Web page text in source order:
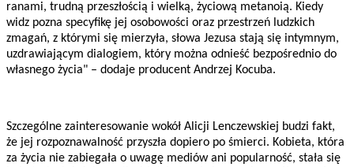
ranami, trudną przeszłością i wielką, życiową metanoią. Kiedy
widz pozna specyfikę jej osobowości oraz przestrzeń ludzkich
zmagań, z którymi się mierzyła, słowa Jezusa stają się intymnym,
uzdrawiającym dialogiem, który można odnieść bezpośrednio do
własnego życia" – dodaje producent Andrzej Kocuba.
Szczególne zainteresowanie wokół Alicji Lenczewskiej budzi fakt,
że jej rozpoznawalność przyszła dopiero po śmierci. Kobieta, która
za życia nie zabiegała o uwagę mediów ani popularność, stała się